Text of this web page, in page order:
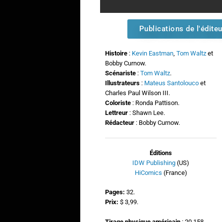
Publications de
Histoire : Kevin Eastman, Tom Waltz et
Bobby Curnow.
Scénariste : Tom Waltz.
Illustrateurs : Mateus Santolouco et
Charles Paul Wilson III.
Coloriste : Ronda Pattison.
Lettreur : Shawn Lee.
Rédacteur : Bobby Curnow.
Éditions
IDW Publishing (US)
HiComics (France)
Pages: 32.
Prix: $ 3,99.